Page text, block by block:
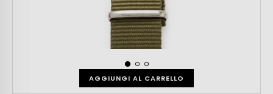
AGGIUNGI AL CARRELLO